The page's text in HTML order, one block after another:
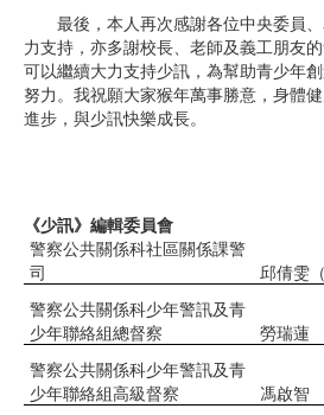
最後，本人再次感謝各位中央委員、
力支持，亦多謝校長、老師及義工朋友
可以繼續大力支持少訊，為幫助青少年
努力。我祝願大家猴年萬事勝意，身體
進步，與少訊快樂成長。
《少訊》編輯委員會
警察公共關係科社區關係課警
司
邱倩雯
警察公共關係科少年警訊及青
少年聯絡組總督察
勞瑞蓮
警察公共關係科少年警訊及青
少年聯絡組高級督察
馮啟智